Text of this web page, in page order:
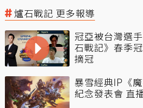
爐石戰記 更多報導
冠亞被台灣選
石戰記》春季
摘冠
暴雪經典IP《
紀念發表會 直